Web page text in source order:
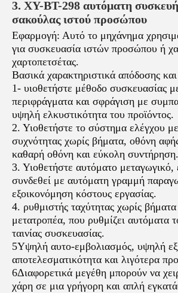
3. XY-BT-298 αυτόματη
σακούλας ιστού προσώπου
Εφαρμογή: Αυτό το μηχάνημα
για συσκευασία ιστών προσώπου ή
χαρτοπετσέτας.
Βασικά χαρακτηριστικά απόδοσης
1- υιοθετήστε μέθοδο συσκευασίας
περιφράγματα και σφράγιση με
υψηλή ελκυστικότητα του προϊόντος.
2. Υιοθετήστε το σύστημα ελέγχου
συχνότητας χωρίς βήματα, οθόνη
καθαρή οθόνη και εύκολη συντήρηση.
3. Υιοθετήστε αυτόματο μεταγωγικό,
συνδεθεί με αυτόματη γραμμή
εξοικονόμηση κόστους εργασίας.
4. ρυθμιστής ταχύτητας χωρίς
μετατροπέα, που ρυθμίζει αυτόματα
ταινίας συσκευασίας.
5Υψηλή αυτο-εμβολιασμός, υψηλή
αποτελεσματικότητα και λιγότερα
6Διαφορετικά μεγέθη μπορούν να
χάρη σε μια γρήγορη και απλή